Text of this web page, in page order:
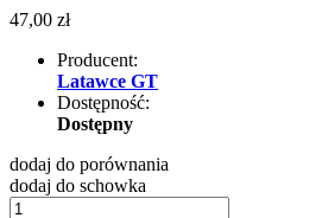
47,00 zł
Producent:
Latawce GT
Dostępność:
Dostępny
dodaj do porównania
dodaj do schowka